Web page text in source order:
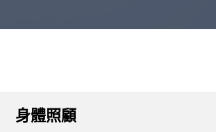
身體照顧